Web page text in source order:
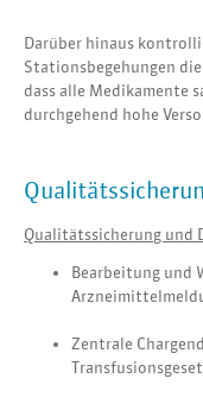
Darüber hinaus
Stationsbegehungen
dass alle Medikamente
durchgehend hohe
Qualitätssicherung und
Bearbeitung und
Zentrale